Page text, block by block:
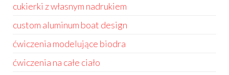
cukierki z własnym nadrukiem
custom aluminum boat design
ćwiczenia modelujące biodra
ćwiczenia na całe ciało